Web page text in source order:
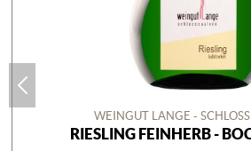
WEINGUT LANGE -
RIESLING FEINHERB -